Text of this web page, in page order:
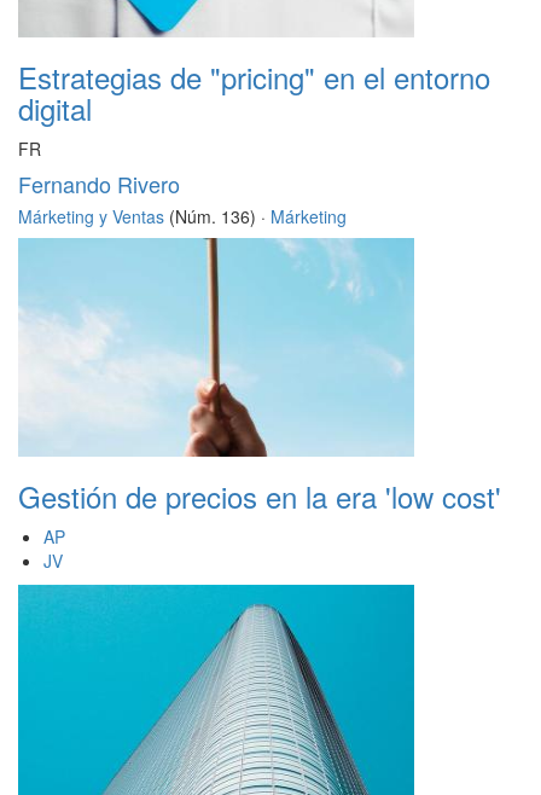
Estrategias de "pricing" en el entorno
digital
FR
Fernando Rivero
Márketing y Ventas (Núm. 136) · Márketing
Gestión de precios en la era 'low cost'
AP
JV